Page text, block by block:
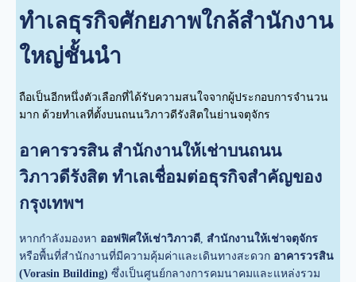
ทำเลธุรกิจศักยภาพใกล้สำนักงาน
ใหญ่ชั้นนำ
ถือเป็นอีกหนึ่งตัวเลือกที่ได้รับความสนใจจากผู้ประกอบการจำนวน
มาก ด้วยทำเลที่ตั้งบนถนนวิภาวดีรังสิตในย่านจตุจักร
อาคารวรสิน สำนักงานให้เช่าบนถนน
วิภาวดีรังสิต ทำเลเชื่อมต่อธุรกิจสำคัญของ
กรุงเทพฯ
หากกำลังมองหา ออฟฟิศให้เช่าวิภาวดี สำนักงานให้เช่าจตุจักร
หรือพื้นที่สำนักงานที่มีความคุ้มค่าและเดินทางสะดวก อาคารวรสิน
(Vorasin Building) ซึ่งเป็นศูนย์กลางการคมนาคมและแหล่งรวม